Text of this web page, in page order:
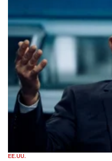
EE.UU.